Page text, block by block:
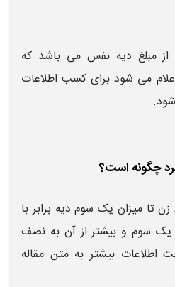
مبلغ دیه نفس می باشد که
می شود برای کسب اطلاعات
تا میزان یک سوم دیه برابر با
یک سوم و بیشتر از آن به نصف
اطلاعات بیشتر به متن مقاله